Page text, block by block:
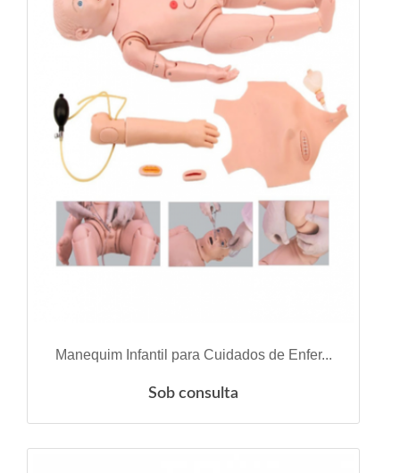
VER DETALHES
Manequim Infantil para Cuidados de Enfer...
Sob consulta